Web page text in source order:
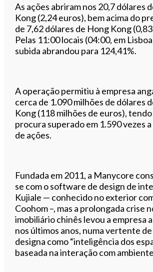
As ações abriram nos 20,7 dólares
Kong (2,24 euros), bem acima do
de 7,62 dólares de Hong Kong
Pelas 11:00 locais (04:00, em
subida abrandou para 124,41%.
A operação permitiu à empresa
cerca de 1.090 milhões de dólares
Kong (118 milhões de euros), tendo
procura superado em 1.590 vezes
de ações.
Fundada em 2011, a Manycore
se com o software de design de
Kujiale — conhecido no exterior
Coohom –, mas a prolongada crise
imobiliário chinês levou a empresa
nos últimos anos, numa vertente
designa como “inteligência dos
baseada na interação com